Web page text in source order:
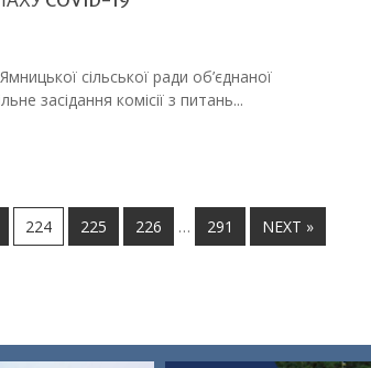
сільської ради об’єднаної
засідання комісії з питань...
224 225 226 … 291 NEXT »